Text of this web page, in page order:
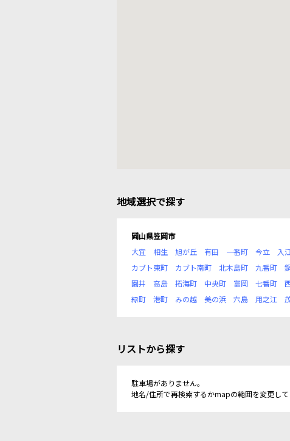
地域選択で探す
岡山県笠岡市
大宜
相生 旭が丘 有田 一番町 今立 入
カブト東町
カブト南町 北木島町 九番町
園井
高島 拓海町 中央町 富岡 七番町
緑町
港町 みの越 美の浜 六島 用之江
リストから探す
駐車場がありません。
地名/住所で再検索するかmapの範囲を変更して